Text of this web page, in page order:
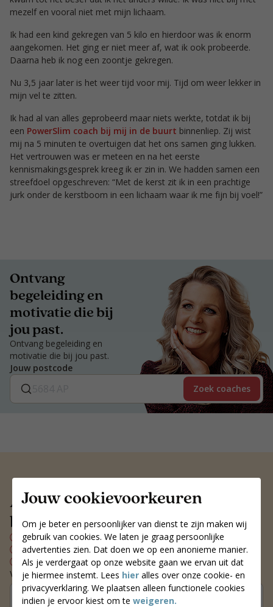
Jouw cookievoorkeuren
Om je beter en persoonlijker van dienst te zijn maken wij
gebruik van cookies. We laten je graag persoonlijke
advertenties zien. Dat doen we op een anonieme manier.
Als je verdergaat op onze website gaan we ervan uit dat
je hiermee instemt. Lees hier alles over onze cookie- en
privacyverklaring. We plaatsen alleen functionele cookies
indien je ervoor kiest om te weigeren.
mezelf en vooral niet met mijn lichaam.
Ik had een kind gekregen van 5 kilo en hierdoor was ik enorm
aangekomen. Het ging er niet meer af, wat ik ook probeerde.
Daarna heb ik nog een zoontje gekregen.
Nu 3,5 jaar later is het weer tijd voor mij. Tijd om weer lekker in
mijn vel te zitten.
Ik had al van alles geprobeerd maar niets werkte, totdat ik bij
een PowerSlim coach bij mij in de buurt binnenliep. Zij wist
mij na 5 minuten te overtuigen dat het ons samen ging lukken.
Het vertrouwen was er meteen en na het eerste
kennismakingsgesprek kreeg ik er zin in. We hadden samen een
streefdoel opgeschreven: “Met de kerst zit ik in een prachtige
jurk onder de kerstboom in een lichaam waar ik me fijn bij voel!”
Ontvang
begeleiding en
motivatie die bij
jou past.
Ontvang begeleiding en
motivatie die bij jou past.
Jouw postcode
Zoek coaches
Altijd een voedingscoach
bij jou in de buurt
Persoonlijk voedingsplan
Wekelijks contact met je coach
Blijvend resultaat
Vind een coach bij jou in de buurt